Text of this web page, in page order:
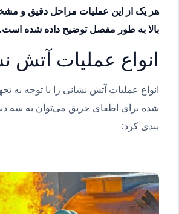
هر یک از این عملیات مراحل دقیق و
بالا به طور مفصل توضیح داده شده است.
انواع عملیات آتش
انواع عملیات آتش نشانی را با توجه به
شده برای اطفای حریق می‌توان به سه
بندی کرد: